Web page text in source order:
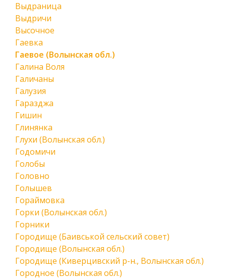
Выдраница
Выдричи
Высочное
Гаевка
Гаевое (Волынская обл.)
Галина Воля
Галичаны
Галузия
Гаразджа
Гишин
Глинянка
Глухи (Волынская обл.)
Годомичи
Голобы
Головно
Голышев
Гораймовка
Горки (Волынская обл.)
Горники
Городище (Баивськой сельский совет)
Городище (Волынская обл.)
Городище (Киверцивский р-н., Волынская обл.)
Городное (Волынская обл.)